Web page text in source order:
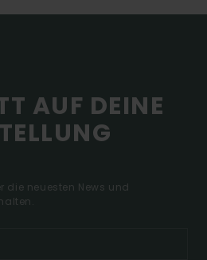
AUF DEINE
die neuesten News und